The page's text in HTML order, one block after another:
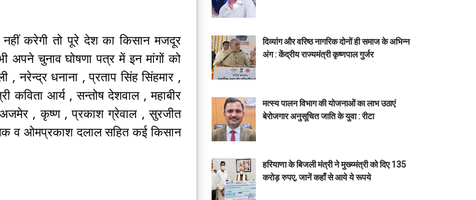
नहीं करेगी तो पूरे देश का किसान मजदूर
अपने चुनाव घोषणा पत्र में इन मांगों को
नरेन्द्र धनाना , प्रताप सिंह सिंहमार ,
कविता आर्य , सन्तोष देशवाल , महाबीर
अजमेर , कृष्ण , प्रकाश ग्रेवाल , सुरजीत
व ओमप्रकाश दलाल सहित कई किसान
दिव्यांग और वरिष्ठ नागरिक दोनों ही समाज के अभिन्न
अंग : केंद्रीय राज्यमंत्री कृष्णपाल गुर्जर
मत्स्य पालन विभाग की योजनाओं का लाभ उठाएं
बेरोजगार अनुसूचित जाति के युवा : रीटा
हरियाणा के बिजली मंत्री ने मुख्य्मंत्री को दिए 135
करोड़ रुपए, जानें कहाँ से आये ये रूपये